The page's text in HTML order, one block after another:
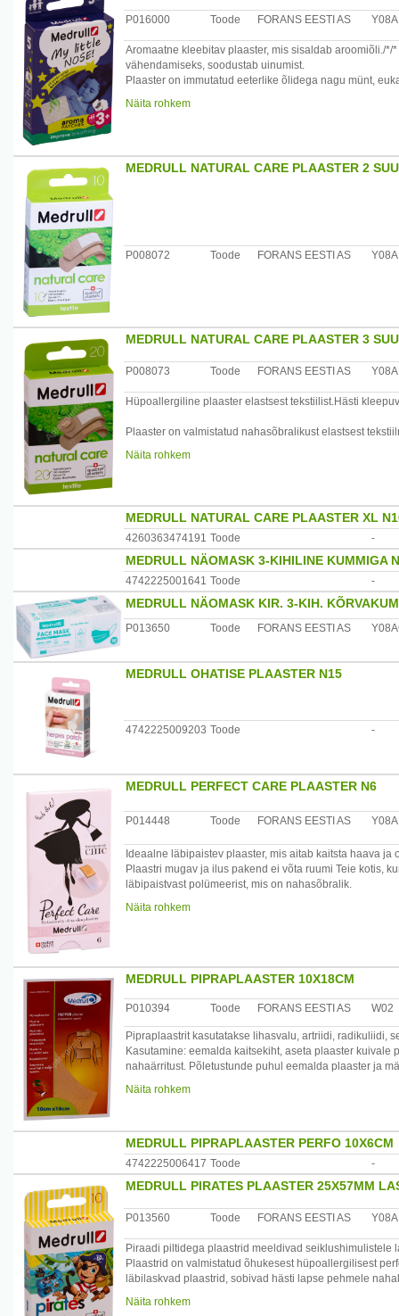
P016000 Toode FORANS EESTI AS
Aromaatne kleebitav plaaster, mis sisaldab aroomiõli./
vähendamiseks, soodustab uinumist.
Plaaster on immutatud eeterlike õlidega nagu münt,
täiskasvanuile.
Tootjariik: Läti
Näita rohkem
MEDRULL NATURAL CARE PLAASTER 2
P008072 Toode FORANS EESTI AS
MEDRULL NATURAL CARE PLAASTER 3
P008073 Toode FORANS EESTI AS
Hüpoallergiline plaaster elastsest tekstiilist.Hästi
Plaaster on valmistatud nahasõbralikust elastsest
Plaaster on ette nähtud pindmiste nahavigastuste
25 x 72 mm - 6 tükki
ümmargused läbimõõduga 22 mm - 4 tükki.
Tootja: Forans Eesti AS, Eesti.
Näita rohkem
MEDRULL NATURAL CARE PLAASTER XL
4260363474191 Toode -
MEDRULL NÄOMASK 3-KIHILINE KUMMIGA
4742225001641 Toode -
MEDRULL NÄOMASK KIR. 3-KIH.
P013650 Toode FORANS EESTI AS
MEDRULL OHATISE PLAASTER N15
4742225009203 Toode -
MEDRULL PERFECT CARE PLAASTER N6
P014448 Toode FORANS EESTI AS
Ideaalne läbipaistev plaaster, mis aitab kaitsta haava ja
Plaastri mugav ja ilus pakend ei võta ruumi Teie kotis,
läbipaistvast polümeerist, mis on nahasõbralik.
valmistatud viskoosist. Plaastri padja pealmine kiht on
Näita rohkem
MEDRULL PIPRAPLAASTER 10X18CM
P010394 Toode FORANS EESTI AS W02
Pipraplaastrit kasutatakse lihasvalu, artriidi, radikuliidi,
Kasutamine: eemalda kaitsekiht, aseta plaaster
nahaärritust. Põletustunde puhul eemalda plaaster ja
Vastunäidustused: pole soovitatav kasutada
Tootja: AS Forans, Eesti
Näita rohkem
MEDRULL PIPRAPLAASTER PERFO 10X6CM
4742225006417 Toode -
MEDRULL PIRATES PLAASTER 25X57MM
P013560 Toode FORANS EESTI AS
Piraadi piltidega plaastrid meeldivad seiklushimulistele
Plaastrid on valmistatud õhukesest hüpoallergilisest
läbilaskvad plaastrid, sobivad hästi lapse pehmele
Näita rohkem